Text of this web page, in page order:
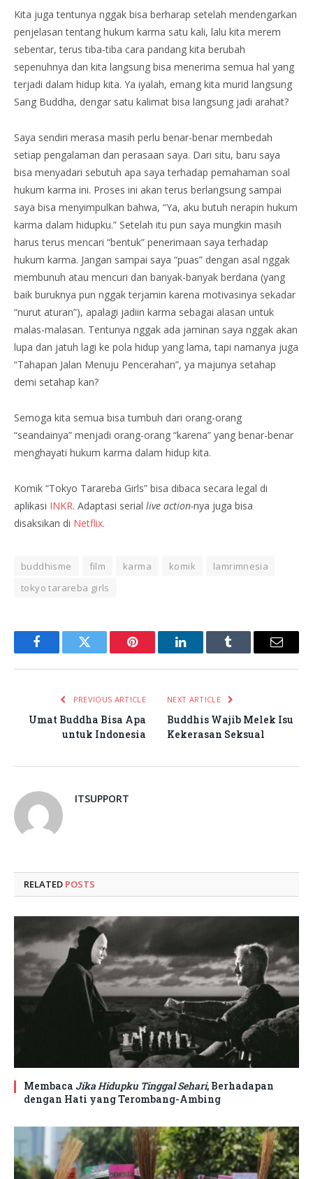
Kita juga tentunya nggak bisa berharap setelah mendengarkan
penjelasan tentang hukum karma satu kali, lalu kita merem
sebentar, terus tiba-tiba cara pandang kita berubah
sepenuhnya dan kita langsung bisa menerima semua hal yang
terjadi dalam hidup kita. Ya iyalah, emang kita murid langsung
Sang Buddha, dengar satu kalimat bisa langsung jadi arahat?
Saya sendiri merasa masih perlu benar-benar membedah
setiap pengalaman dan perasaan saya. Dari situ, baru saya
bisa menyadari sebutuh apa saya terhadap pemahaman soal
hukum karma ini. Proses ini akan terus berlangsung sampai
saya bisa menyimpulkan bahwa, “Ya, aku butuh nerapin hukum
karma dalam hidupku.” Setelah itu pun saya mungkin masih
harus terus mencari “bentuk” penerimaan saya terhadap
hukum karma. Jangan sampai saya “puas” dengan asal nggak
membunuh atau mencuri dan banyak-banyak berdana (yang
baik buruknya pun nggak terjamin karena motivasinya sekadar
“nurut aturan”), apalagi jadiin karma sebagai alasan untuk
malas-malasan. Tentunya nggak ada jaminan saya nggak akan
lupa dan jatuh lagi ke pola hidup yang lama, tapi namanya juga
“Tahapan Jalan Menuju Pencerahan”, ya majunya setahap
demi setahap kan?
Semoga kita semua bisa tumbuh dari orang-orang
“seandainya” menjadi orang-orang “karena” yang benar-benar
menghayati hukum karma dalam hidup kita.
Komik “Tokyo Tarareba Girls” bisa dibaca secara legal di
aplikasi INKR. Adaptasi serial live action-nya juga bisa
disaksikan di Netflix.
buddhisme film karma komik
lamrimnesia
tokyo tarareba girls
FacebookTwitter Pinterest LinkedInTumblr Email
PREVIOUS ARTICLE
Umat Buddha Bisa Apa
untuk Indonesia
NEXT ARTICLE
Buddhis Wajib Melek Isu
Kekerasan Seksual
ITSUPPORT
RELATED POSTS
Membaca Jika Hidupku Tinggal Sehari, Berhadapan
dengan Hati yang Terombang-Ambing